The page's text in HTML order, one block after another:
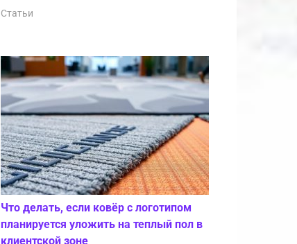
Статьи
Что делать, если ковёр с логотипом
планируется уложить на теплый пол в
клиентской зоне